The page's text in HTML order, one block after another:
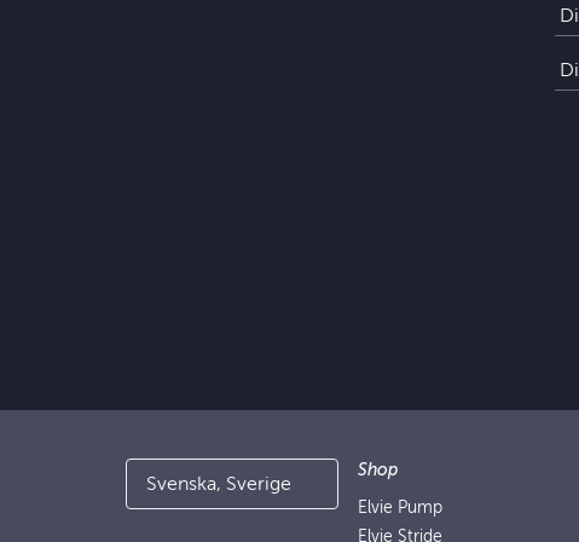
Svenska, Sverige
Shop
Elvie Pump
Elvie Stride